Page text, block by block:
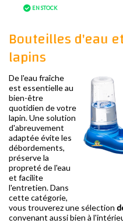
EN STOCK
Bouteilles d'eau
lapins
De l'eau fraîche
est essentielle au
bien-être
quotidien de votre
lapin. Une solution
d'abreuvement
adaptée évite les
débordements,
préserve la
propreté de l'eau
et facilite
l'entretien. Dans
cette catégorie,
vous trouverez une sélection
convenant aussi bien à